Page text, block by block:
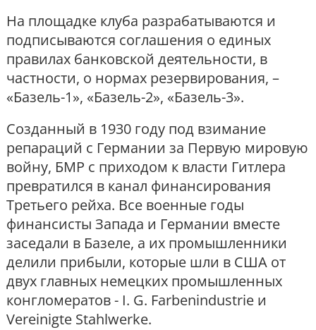
На площадке клуба разрабатываются и
подписываются соглашения о единых
правилах банковской деятельности, в
частности, о нормах резервирования, –
«Базель-1», «Базель-2», «Базель-3».
Созданный в 1930 году под взимание
репараций с Германии за Первую мировую
войну, БМР с приходом к власти Гитлера
превратился в канал финансирования
Третьего рейха. Все военные годы
финансисты Запада и Германии вместе
заседали в Базеле, а их промышленники
делили прибыли, которые шли в США от
двух главных немецких промышленных
конгломератов - I. G. Farbenindustrie и
Vereinigte Stahlwerke.